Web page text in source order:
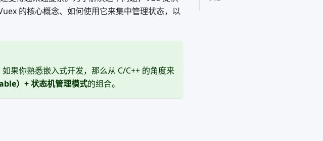
的核心概念、如何使用它来集中管理状态，以
果你熟悉嵌入式开发，那么从 C/C++ 的角度来
）+ 状态机管理模式的组合。